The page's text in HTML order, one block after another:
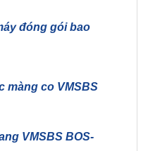
đóng gói bao
màng co VMSBS
VMSBS BOS-